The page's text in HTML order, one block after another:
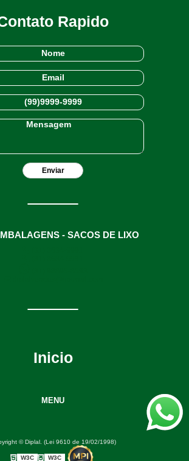
Rapido
- SACOS DE LIXO
Inicio
MENU
© Diplal. (Lei 9610 de 19/02/1998)
W3C W3C